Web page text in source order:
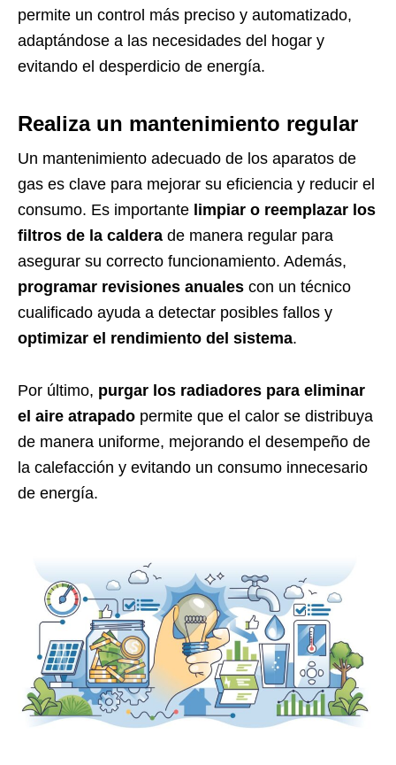
permite un control más preciso y automatizado,
adaptándose a las necesidades del hogar y
evitando el desperdicio de energía.
Realiza un mantenimiento regular
Un mantenimiento adecuado de los aparatos de
gas es clave para mejorar su eficiencia y reducir el
consumo. Es importante limpiar o reemplazar los
filtros de la caldera de manera regular para
asegurar su correcto funcionamiento. Además,
programar revisiones anuales con un técnico
cualificado ayuda a detectar posibles fallos y
optimizar el rendimiento del sistema.
Por último, purgar los radiadores para eliminar
el aire atrapado permite que el calor se distribuya
de manera uniforme, mejorando el desempeño de
la calefacción y evitando un consumo innecesario
de energía.